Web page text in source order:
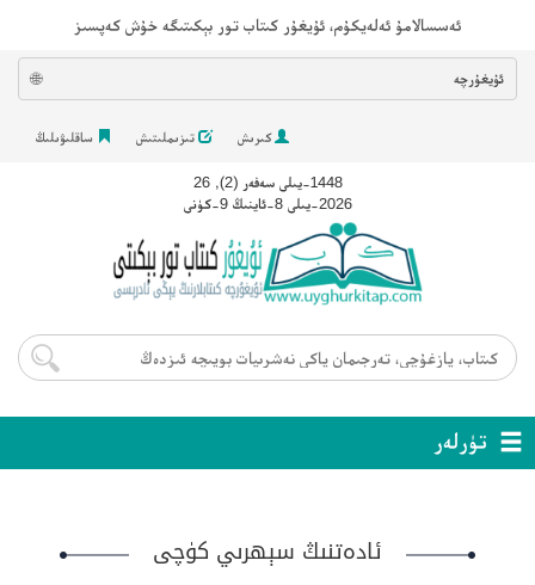
ئەسسالامۇ ئەلەيكۇم، ئۇيغۇر كىتاب تور بېكىتىگە خۇش كەپسىز
ئۇيغۇرچە 🌐
كىرىش تىزىملىتىش ساقلىۋىلىڭ
1448-يىلى سەفەر (2), 26
2026-يىلى 8-ئاينىڭ 9-كۈنى
تۈرلەر
ئادەتنىڭ سېھرىي كۈچى